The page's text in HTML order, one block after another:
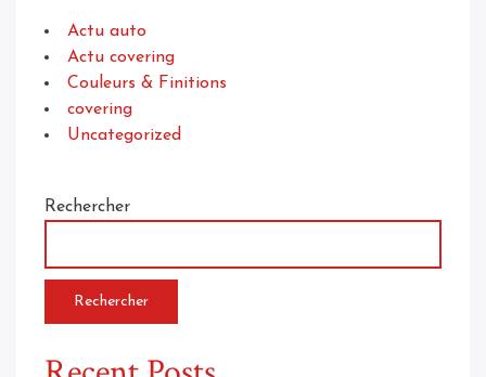
Actu auto
Actu covering
Couleurs & Finitions
covering
Uncategorized
Rechercher
Rechercher